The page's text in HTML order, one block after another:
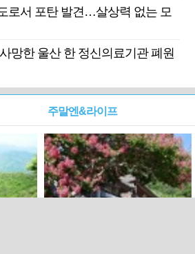
로서 포탄 발견…살상력 없는 모
망한 울산 한 정신의료기관 폐원
주말엔&라이프